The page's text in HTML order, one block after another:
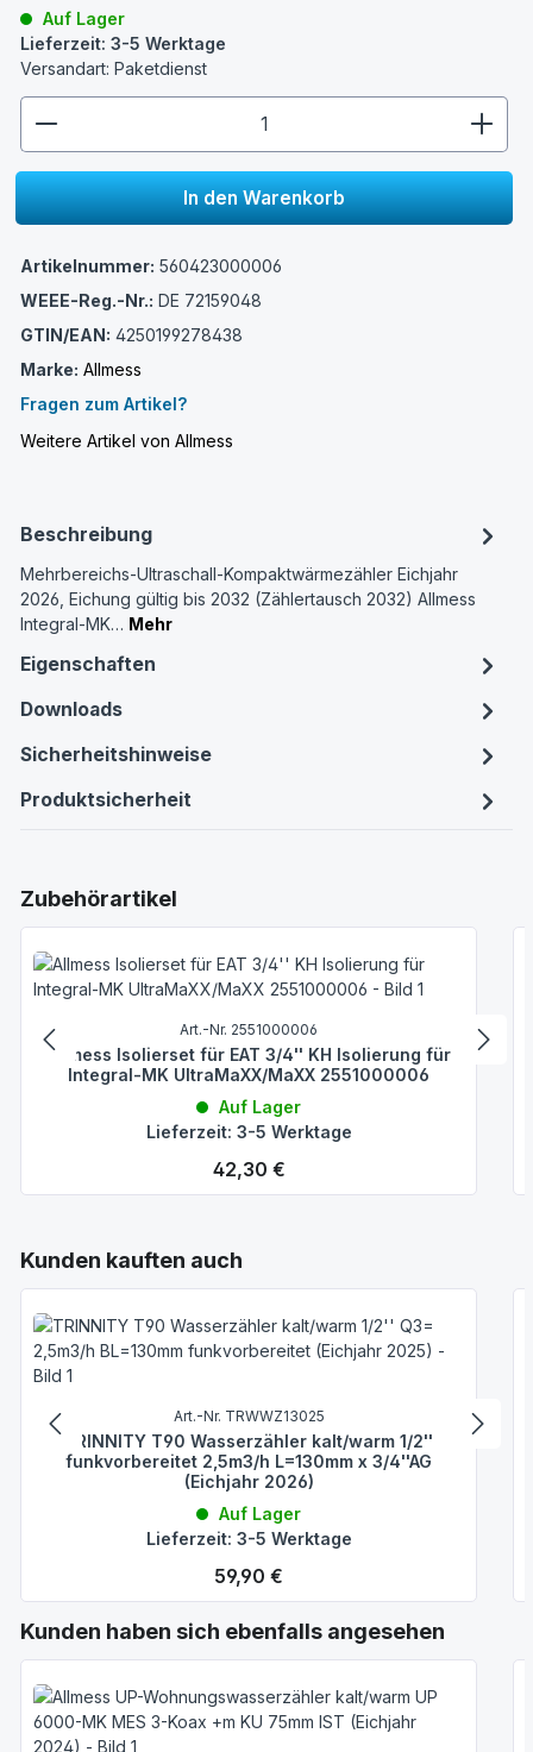
Auf Lager
Lieferzeit: 3-5 Werktage
Versandart: Paketdienst
In den Warenkorb
Artikelnummer: 560423000006
WEEE-Reg.-Nr.: DE 72159048
GTIN/EAN: 4250199278438
Marke: Allmess
Fragen zum Artikel?
Weitere Artikel von Allmess
Beschreibung
Mehrbereichs-Ultraschall-Kompaktwärmezähler Eichjahr
2026, Eichung gültig bis 2032 (Zählertausch 2032) Allmess
Integral-MK… Mehr
Eigenschaften
Downloads
Sicherheitshinweise
Produktsicherheit
Produktgalerie überspringen
Zubehörartikel
Art.-Nr. 2551000006
Allmess Isolierset für EAT 3/4'' KH Isolierung für
Integral-MK UltraMaXX/MaXX 2551000006
Auf Lager
Lieferzeit: 3-5 Werktage
Regulärer Preis:
42,30 €
Produktgalerie überspringen
Kunden kauften auch
Art.-Nr. TRWWZ13025
TRINNITY T90 Wasserzähler kalt/warm 1/2''
funkvorbereitet 2,5m3/h L=130mm x 3/4''AG
(Eichjahr 2026)
Auf Lager
Lieferzeit: 3-5 Werktage
Regulärer Preis:
59,90 €
Produktgalerie überspringen
Kunden haben sich ebenfalls angesehen